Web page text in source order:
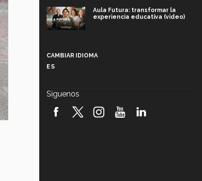
Aula Futura: transformar la
experiencia educativa (video)
robótica FIRST 2026! (video)
CAMBIAR IDIOMA
ES
Síguenos